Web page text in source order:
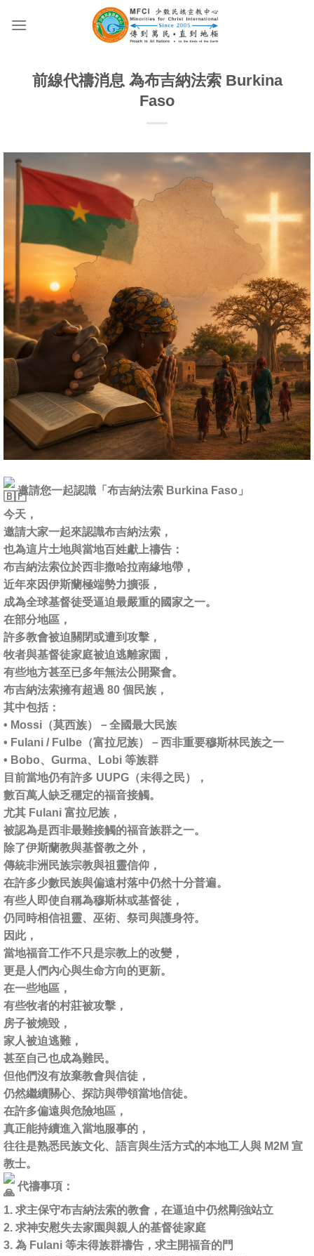
前線代禱消息 為布吉納法索 Burkina
Faso
邀請您一起認識「布吉納法索 Burkina Faso」
今天，
邀請大家一起來認識布吉納法索，
也為這片土地與當地百姓獻上禱告：
布吉納法索位於西非撒哈拉南緣地帶，
近年來因伊斯蘭極端勢力擴張，
成為全球基督徒受逼迫最嚴重的國家之一。
在部分地區，
許多教會被迫關閉或遭到攻擊，
牧者與基督徒家庭被迫逃離家園，
有些地方甚至已多年無法公開聚會。
布吉納法索擁有超過 80 個民族，
其中包括：
• Mossi（莫西族）－全國最大民族
• Fulani / Fulbe（富拉尼族）－西非重要穆斯林民族之一
• Bobo、Gurma、Lobi 等族群
目前當地仍有許多 UUPG（未得之民），
數百萬人缺乏穩定的福音接觸。
尤其 Fulani 富拉尼族，
被認為是西非最難接觸的福音族群之一。
除了伊斯蘭教與基督教之外，
傳統非洲民族宗教與祖靈信仰，
在許多少數民族與偏遠村落中仍然十分普遍。
有些人即使自稱為穆斯林或基督徒，
仍同時相信祖靈、巫術、祭司與護身符。
因此，
當地福音工作不只是宗教上的改變，
更是人們內心與生命方向的更新。
在一些地區，
有些牧者的村莊被攻擊，
房子被燒毀，
家人被迫逃難，
甚至自己也成為難民。
但他們沒有放棄教會與信徒，
仍然繼續關心、探訪與帶領當地信徒。
在許多偏遠與危險地區，
真正能持續進入當地服事的，
往往是熟悉民族文化、語言與生活方式的本地工人與 M2M 宣
教士。
代禱事項：
1. 求主保守布吉納法索的教會，在逼迫中仍然剛強站立
2. 求神安慰失去家園與親人的基督徒家庭
3. 為 Fulani 等未得族群禱告，求主開福音的門